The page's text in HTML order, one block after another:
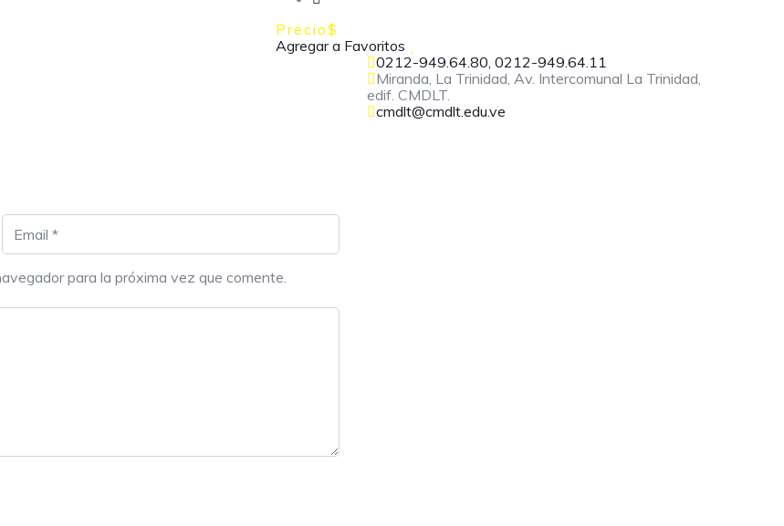
Precio$
Agregar a Favoritos
para la próxima vez que comente.
0212-949.64.80, 0212-949.64.11
Miranda, La Trinidad, Av. Intercomunal La Trinidad,
edif. CMDLT.
cmdlt@cmdlt.edu.ve